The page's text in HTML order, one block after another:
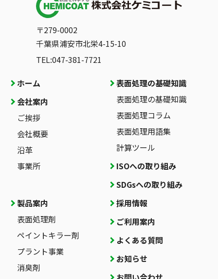
〒279-0002
千葉県浦安市北栄4-15-10
TEL:047-381-7721
ホーム
会社案内
ご挨拶
会社概要
沿革
事業所
製品案内
表面処理剤
ペイントキラー剤
プラント事業
消臭剤
表面処理の基礎知識
表面処理の基礎知識
表面処理コラム
表面処理用語集
計算ツール
ISOへの取り組み
SDGsへの取り組み
採用情報
ご利用案内
よくある質問
お知らせ